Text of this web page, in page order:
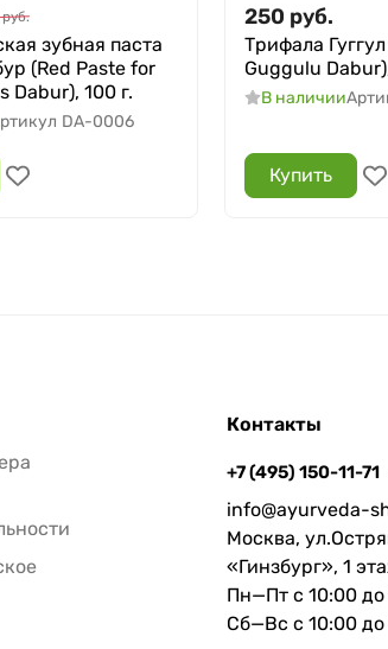
руб.
зубная паста
(Red Paste for
Dabur), 100 г.
DA-0006
250 руб.
Трифала
Guggulu
В наличии
Купить
Контакты
+7 (495) 150-11-71
info@ayurveda-
Москва,
«Гинзбург», 1
Пн—Пт с 10:00
Сб—Вс с 10:00 до